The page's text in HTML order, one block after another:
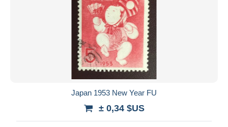
Japan 1953 New Year FU
± 0,34 $US